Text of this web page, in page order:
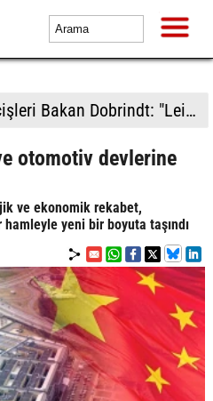
Almanya İçişleri Bakan Dobrindt: "Leipzig Havalimanı'ndaki İHA saldırısı girişimi amatörce taktiklere işaret etmiyor"
otomotiv devlerine
ve ekonomik rekabet,
yeni bir boyuta taşındı